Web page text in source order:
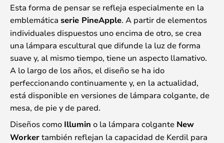
Esta forma de pensar se refleja especialmente en la
emblemática serie PineApple. A partir de elementos
individuales dispuestos uno encima de otro, se crea
una lámpara escultural que difunde la luz de forma
suave y, al mismo tiempo, tiene un aspecto llamativo.
A lo largo de los años, el diseño se ha ido
perfeccionando continuamente y, en la actualidad,
está disponible en versiones de lámpara colgante, de
mesa, de pie y de pared.
Diseños como Illumin o la lámpara colgante New
Workertambién reflejan la capacidad de Kerdil para